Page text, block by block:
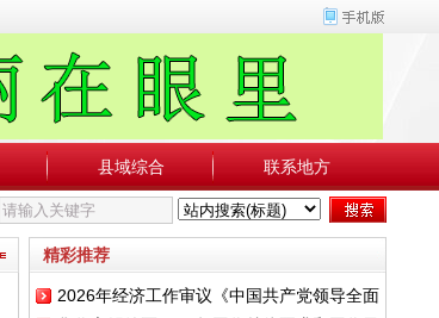
县域综合 联系地方
◆2026年经济工作审议《中国共产党领导全面依法治国工作条例》
精彩推荐
2026年经济工作审议《中国共产党领导全面